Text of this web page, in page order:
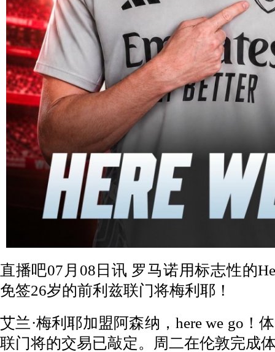
直播吧07月08日讯 罗马诺用标志性的
免签26岁的前利兹联门将梅利耶！
艾兰·梅利耶加盟阿森纳，here we go！
联门将的交易已敲定。周二在伦敦完成